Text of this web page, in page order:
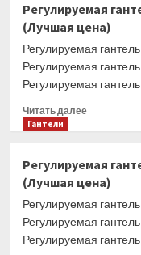
дорожка
BH
FITNESS
TFT
(Лучшая
Регулируемая
(Лучшая цена)
Регулируемая
Регулируемая
Регулируемая
Читать далееПрочитать
гантель
PROXIMA
Gigant
(Лучшая
Гантели
Регулируемая
(Лучшая цена)
Регулируемая
Регулируемая
Регулируемая